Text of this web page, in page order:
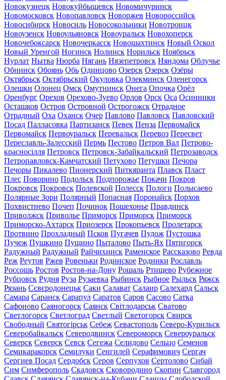
Новокузнецк Новокуйбышевск Новомичуринск
Новомосковск Новопавловск Новоржев Новороссийск
Новосибирск Новосиль Новосокольники Новотроицк
Новоузенск Новоульяновск Новоуральск Новохоперск
Новочебоксарск Новочеркасск Новошахтинск Новый Оскол
Новый Уренгой Ногинск Нолинск Норильск Ноябрьск
Нурлат Нытва Нюрба Нягань Нязепетровск Няндома Облучье
Обнинск Обоянь Обь Одинцово Озерск Озерск Озёры
Октябрьск Октябрьский Окуловка Олекминск Оленегорск
Олешки Олонец Омск Омутнинск Онега Опочка Орёл
Оренбург Орехов Орехово-Зуево Орлов Орск Оса Осинники
Осташков Остров Островной Острогожск Отрадное
Отрадный Оха Оханск Очер Павлово Павловск Павловский
Посад Палласовка Партизанск Певек Пенза Первомайск
Первомайск Первоуральск Перевальск Перевоз Пересвет
Переславль-Залесский Пермь Пестово Петров Вал Петрово-
красносілля Петровск Петровск-Забайкальский Петрозаводск
Петропавловск-Камчатский Петухово Петушки Печора
Печоры Пикалево Пионерский Питкяранта Плавск Пласт
Плес Поворино Подольск Подпорожье Покачи Покров
Покровск Покровск Полевской Полесск Пологи Полысаево
Полярные Зори Полярный Попасная Поронайск Порхов
Похвистнево Почеп Починок Пошехонье Правдинск
Приволжск Приволье Приморск Приморск Приморск
Приморско-Ахтарск Приозерск Прокопьевск Пролетарск
Протвино Прохладный Псков Пугачев Пудож Пустошка
Пучеж Пушкино Пущино Пыталово Пыть-Ях Пятигорск
Радужный Радужный Райчихинск Раменское Рассказово Ревда
Реж Реутов Ржев Ровеньки Родинское Родники Рославль
Россошь Ростов Ростов-на-Дону Рошаль Ртищево Рубежное
Рубцовск Рудня Руза Рузаевка Рыбинск Рыбное Рыльск Ряжск
Рязань Сєвєродонецьк Саки Салават Салаир Салехард Сальск
Самара Саранск Сарапул Саратов Саров Сасово Сатка
Сафоново Саяногорск Саянск Світлодарськ Сватово
Светлогорск Светлоград Светлый Светогорск Свирск
Свободный Святогірськ Себеж Севастополь Северо-Курильск
Северобайкальск Северодвинск Североморск Североуральск
Северск Северск Севск Сегежа Селидово Сельцо Семенов
Семикаракорск Семилуки Сенгилей Серафимович Сергач
Сергиев Посад Сердобск Серов Серпухов Сертолово Сибай
Сим Симферополь Скадовск Сковородино Скопин Славгород